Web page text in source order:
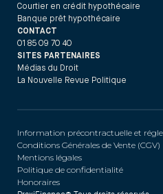
Courtier en crédit hypothécaire
Banque prêt hypothécaire
CONTACT
01 85 09 70 40
SITES PARTENAIRES
Médias du Droit
La Nouvelle Revue Politique
Information précontractuelle et
Conditions Générales de Vente (CGV)
Mentions légales
Politique de confidentialité
Honoraires